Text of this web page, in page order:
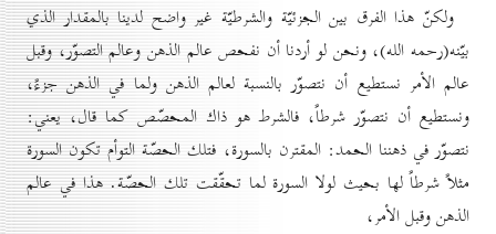
ولكنّ هذا الفرق بين الجزئيّة والشرطيّة غير واضح لدينا بالمقدار الذي
بيّنه(رحمه الله)، ونحن لو أردنا أن نفحص عالم الذهن وعالم التصوّر، وقبل
عالم الأمر نستطيع أن نتصوّر بالنسبة لعالم الذهن ولما في الذهن جزءً،
ونستطيع أن نتصوّر شرطاً، فالشرط هو ذاك المحصّص كما قال، يعني:
نتصوّر في ذهننا الحمد: المقترن بالسورة، فتلك الحصّة التوأم تكون السورة
مثلاً شرطاً لها بحيث لولا السورة لما تحقّقت تلك الحصّة. هذا في عالم
الذهن وقبل الأمر،